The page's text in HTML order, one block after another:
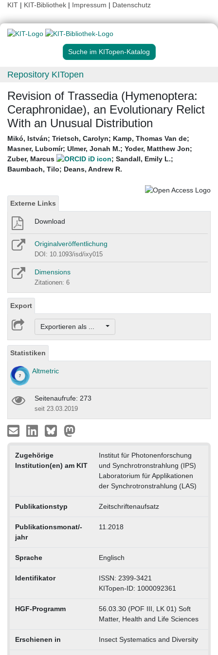
KIT | KIT-Bibliothek | Impressum | Datenschutz
Suche im KITopen-Katalog
Repository KITopen
Revision of Trassedia (Hymenoptera:
Ceraphronidae), an Evolutionary Relict
With an Unusual Distribution
Mikó, István; Trietsch, Carolyn; Kamp, Thomas Van de;
Masner, Lubomír; Ulmer, Jonah M.; Yoder, Matthew Jon;
Zuber, Marcus
; Sandall, Emily L.;
Baumbach, Tilo; Deans, Andrew R.
Externe Links
Download
Originalveröffentlichung
DOI: 10.1093/isd/ixy015
Dimensions
Zitationen: 6
Export
Exportieren als ...
Statistiken
Altmetric
Seitenaufrufe: 273
seit 23.03.2019
Zugehörige
Institution(en) am KIT
Institut für Photonenforschung
und Synchrotronstrahlung (IPS)
Laboratorium für Applikationen
der Synchrotronstrahlung (LAS)
Publikationstyp Zeitschriftenaufsatz
Publikationsmonat/-
jahr
11.2018
Sprache Englisch
Identifikator
ISSN: 2399-3421
KITopen-ID: 1000092361
HGF-Programm
56.03.30 (POF III, LK 01) Soft
Matter, Health and Life Sciences
Erschienen in Insect Systematics and Diversity